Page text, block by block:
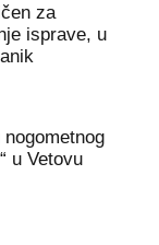
za
isprave, u
u Vetovu